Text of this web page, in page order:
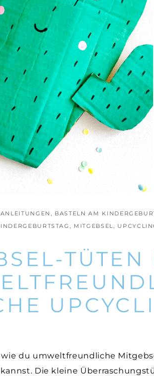
ANLEITUNGEN , BASTELN AM
, MITGEBSEL,
TÜTEN
du umweltfreundliche
Die kleine